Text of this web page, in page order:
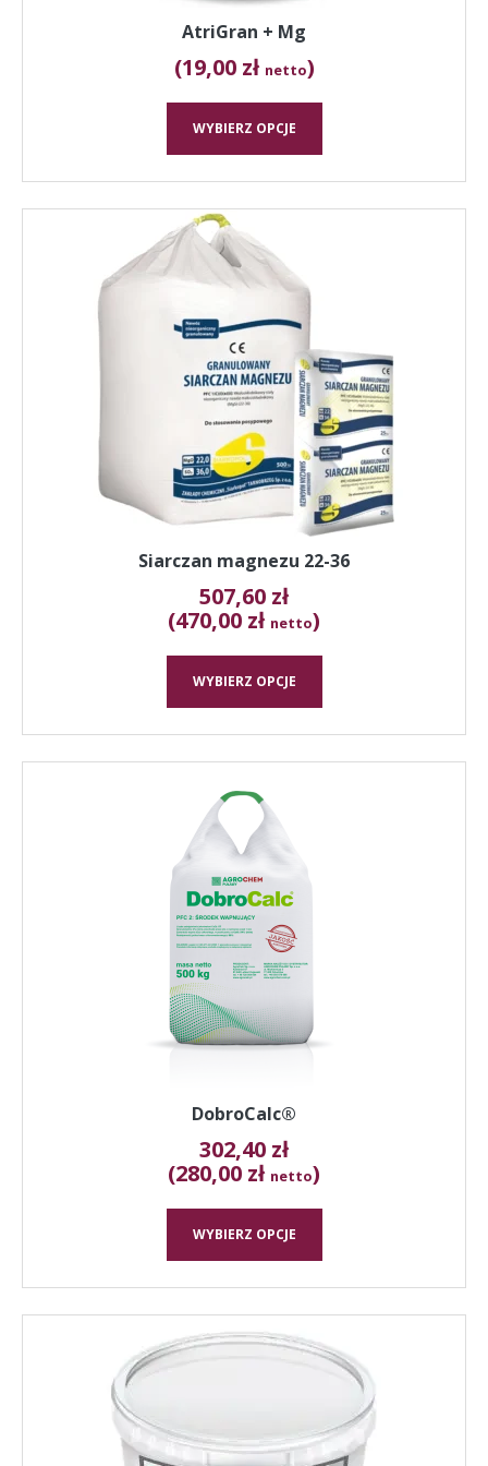
AtriGran + Mg
(19,00 zł netto)
WYBIERZ OPCJE
Siarczan magnezu 22-36
507,60 zł
(470,00 zł netto)
WYBIERZ OPCJE
produkt
ma
wiele
wariantów.
Opcje
można
wybrać
na
stronie
produktu
DobroCalc®
302,40 zł
(280,00 zł netto)
WYBIERZ OPCJE
produkt
ma
wiele
wariantów.
Opcje
można
wybrać
na
produktu